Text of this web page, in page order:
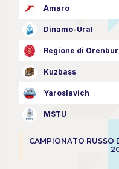
Amaro
Dinamo-Ural
Regione di
Kuzbass
Yaroslavich
MSTU
CAMPIONATO RUSSO